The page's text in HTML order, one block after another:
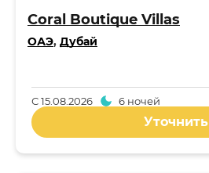
Coral Boutique Villas
ОАЭ, Дубай
С15.08.2026 6 ночей
Уточнить